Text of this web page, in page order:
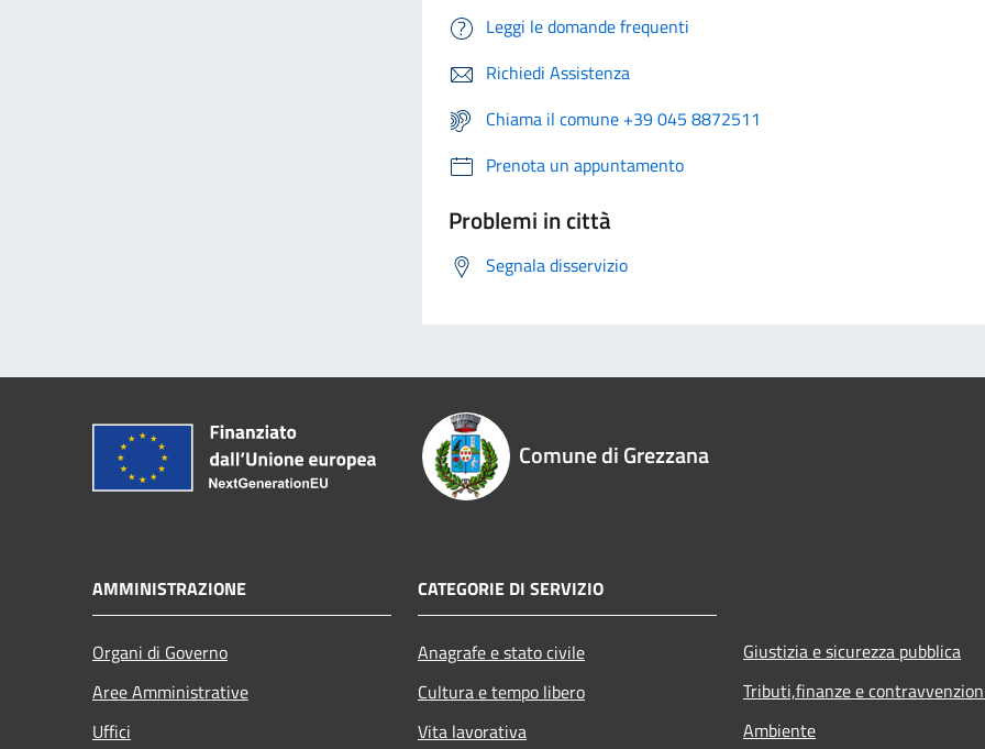
Leggi le domande frequenti
Richiedi Assistenza
Chiama il comune +39 045 8872511
Prenota un appuntamento
Problemi in città
Segnala disservizio
Comune di Grezzana
AMMINISTRAZIONE
Organi di Governo
Aree Amministrative
Uffici
CATEGORIE DI SERVIZIO
Anagrafe e stato civile
Cultura e tempo libero
Vita lavorativa
Giustizia e sicurezza pubblica
Tributi,finanze e
Ambiente